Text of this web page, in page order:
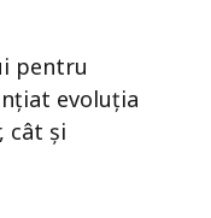
pentru
evoluția
cât și